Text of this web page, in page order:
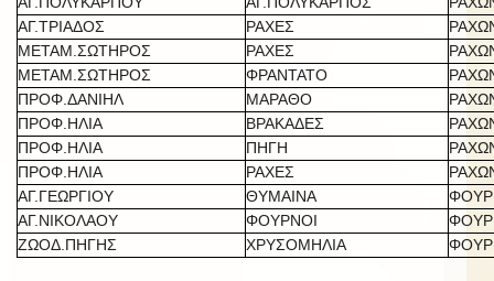
ΑΓ.ΤΡΙΑΔΟΣ
ΡΑΧΕΣ
ΜΕΤΑΜ.ΣΩΤΗΡΟΣ
ΡΑΧΕΣ
ΜΕΤΑΜ.ΣΩΤΗΡΟΣ
ΦΡΑΝΤΑΤΟ
ΠΡΟΦ.ΔΑΝΙΗΛ
ΜΑΡΑΘΟ
ΠΡΟΦ.ΗΛΙΑ
ΒΡΑΚΑΔΕΣ
ΠΡΟΦ.ΗΛΙΑ
ΠΗΓΗ
ΠΡΟΦ.ΗΛΙΑ
ΡΑΧΕΣ
ΑΓ.ΓΕΩΡΓΙΟΥ
ΘΥΜΑΙΝΑ
ΑΓ.ΝΙΚΟΛΑΟΥ
ΦΟΥΡΝΟΙ
ΖΩΟΔ.ΠΗΓΗΣ
ΧΡΥΣΟΜΗΛΙΑ